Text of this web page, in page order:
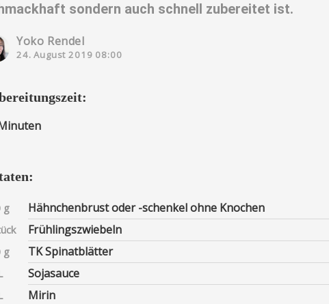
sondern auch schnell zubereitet ist.
Yoko Rendel
24. August 2019 08:00
g Hähnchenbrust oder -schenkel ohne Knochen
Frühlingszwiebeln
g TK Spinatblätter
Sojasauce
Mirin